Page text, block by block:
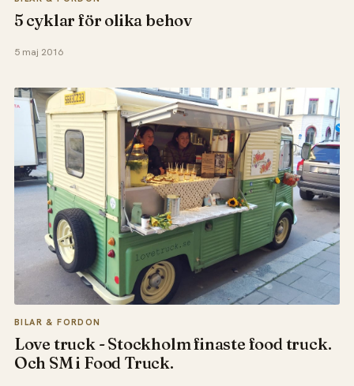
5 cyklar för olika behov
5 maj 2016
BILAR & FORDON
Love truck - Stockholm finaste food truck.
Och SM i Food Truck.